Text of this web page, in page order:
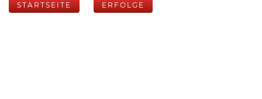
STARTSEITE ERFOLGE